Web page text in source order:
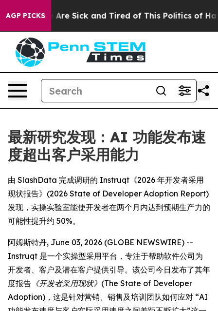
AGP PICKSAre Sick and Tired of This Politics of Hatred”
最新研究发现：AI 功能发布速
度超出客户采用能力
由 SlashData 完成调研的 Instruqt《2026 年开发者采用
现状报告》(2026 State of Developer Adoption Report)
发现，实操实验室能使开发者在两个月内达到预期生产力的
可能性提升约 50%。
阿姆斯特丹, June 03, 2026 (GLOBE NEWSWIRE) --
Instruqt 是一个实操型采用平台，专注于帮助软件公司为
开发者、客户及潜在客户提供引导。该公司今日发布了其年
度报告 《开发者采用现状》(The State of Developer
Adoption) ，这是针对营销、销售及培训团队如何应对 “AI